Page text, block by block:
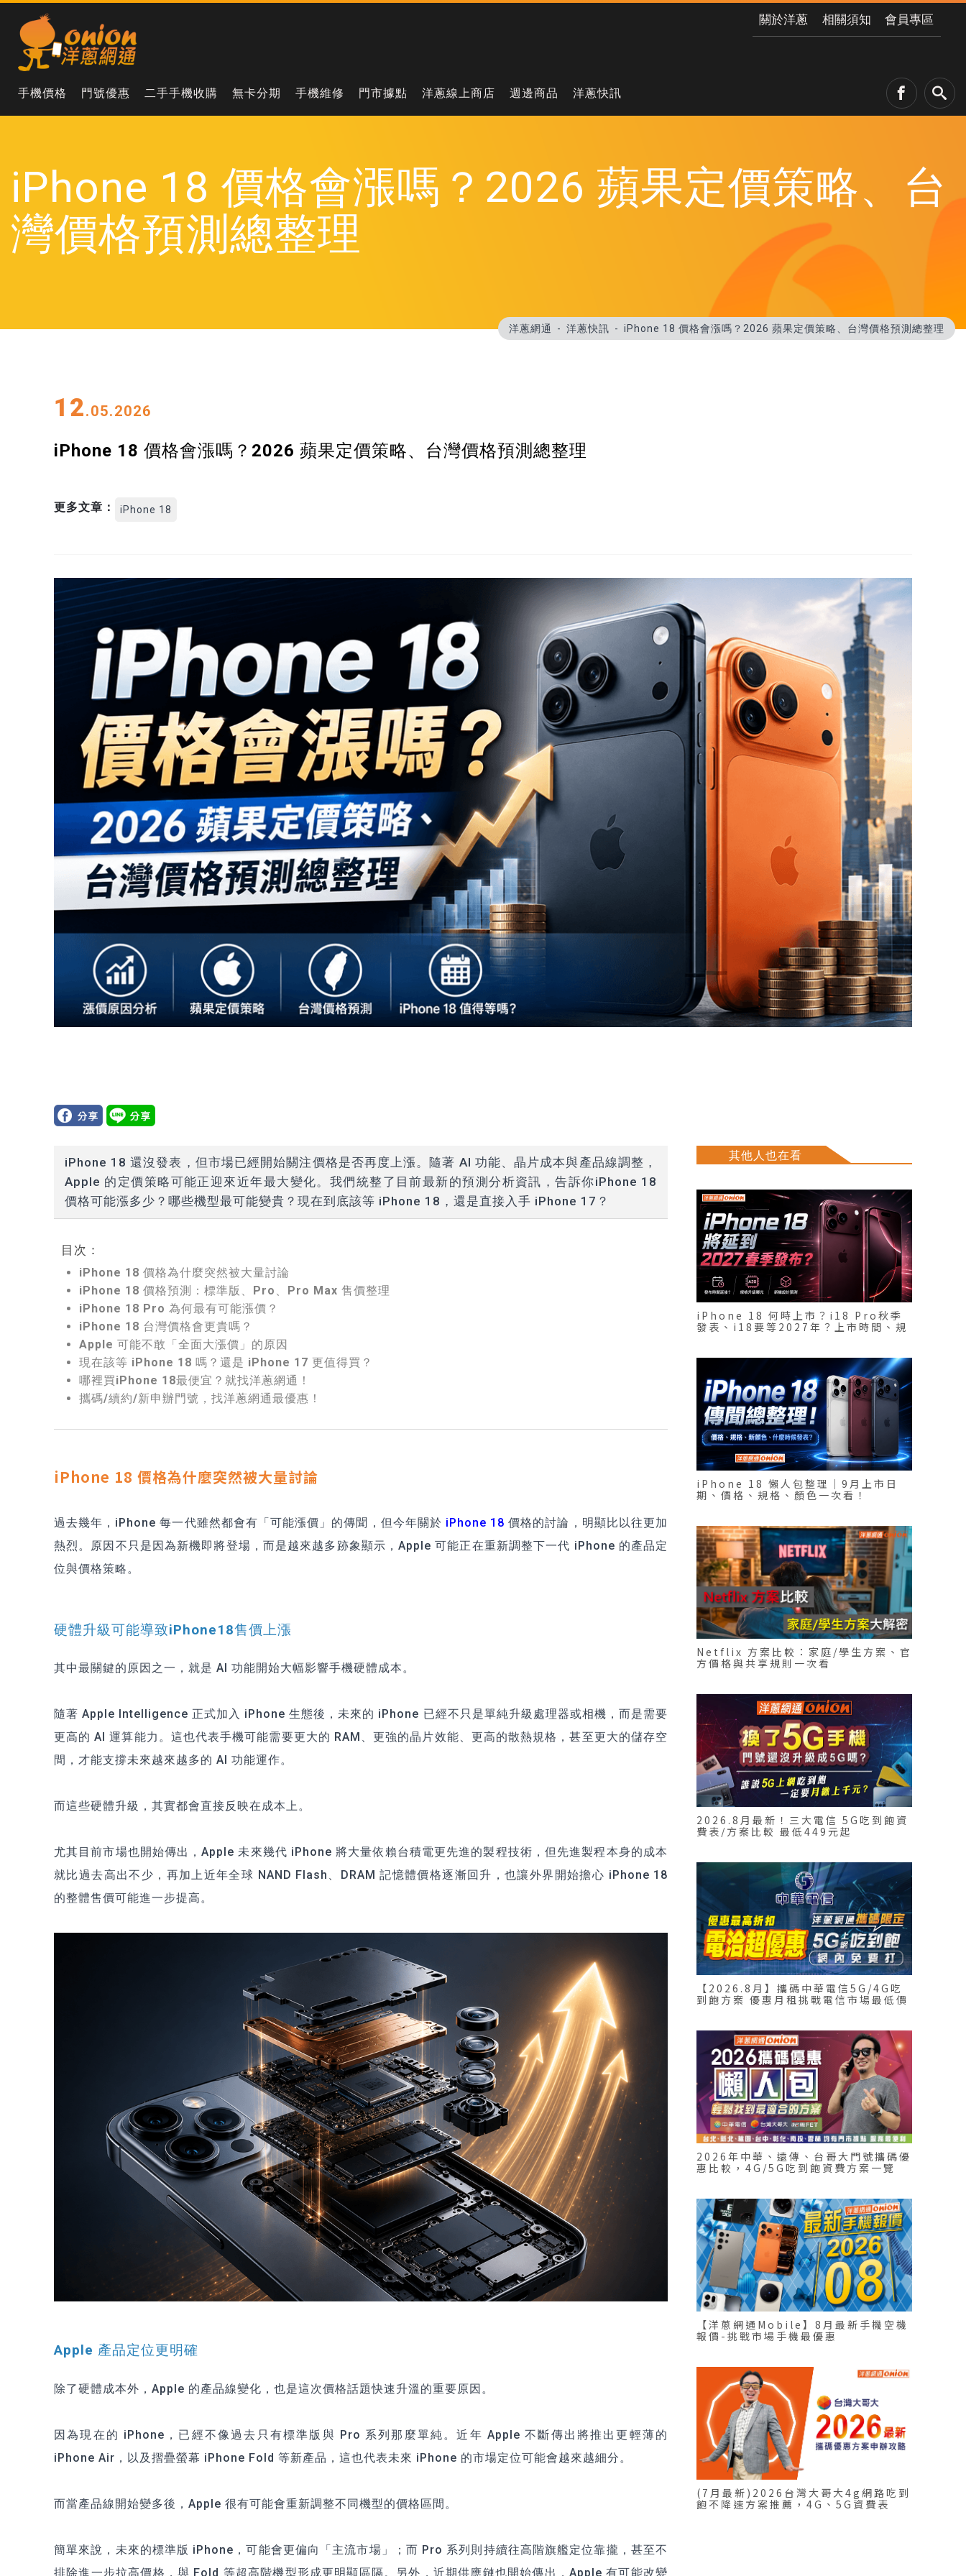
關於洋蔥 相關須知 會員專區
手機價格 門號優惠 二手手機收購 無卡分期 手機維修 門市據點 洋蔥線上商店 週邊商品 洋蔥快訊
iPhone 18 價格會漲嗎？2026 蘋果定價策略、台
灣價格預測總整理
洋蔥網通 洋蔥快訊 iPhone 18 價格會漲嗎？2026 蘋果定價策略、台灣價格預測總整理
12.05.2026
iPhone 18 價格會漲嗎？2026 蘋果定價策略、台灣價格預測總整理
更多文章： iPhone 18
iPhone 18 還沒發表，但市場已經開始關注價格是否再度上漲。隨著 AI 功能、晶片成本與產品線調整，
Apple 的定價策略可能正迎來近年最大變化。我們統整了目前最新的預測分析資訊，告訴你iPhone 18
價格可能漲多少？哪些機型最可能變貴？現在到底該等 iPhone 18，還是直接入手 iPhone 17？
目次：
iPhone 18 價格為什麼突然被大量討論
iPhone 18 價格預測：標準版、Pro、Pro Max 售價整理
iPhone 18 Pro 為何最有可能漲價？
iPhone 18 台灣價格會更貴嗎？
Apple 可能不敢「全面大漲價」的原因
現在該等 iPhone 18 嗎？還是 iPhone 17 更值得買？
哪裡買iPhone 18最便宜？就找洋蔥網通！
攜碼/續約/新申辦門號，找洋蔥網通最優惠！
iPhone 18 價格為什麼突然被大量討論
過去幾年，iPhone 每一代雖然都會有「可能漲價」的傳聞，但今年關於 iPhone 18 價格的討論，明顯比以往更加
熱烈。原因不只是因為新機即將登場，而是越來越多跡象顯示，Apple 可能正在重新調整下一代 iPhone 的產品定
位與價格策略。
硬體升級可能導致iPhone18售價上漲
其中最關鍵的原因之一，就是 AI 功能開始大幅影響手機硬體成本。
隨著 Apple Intelligence 正式加入 iPhone 生態後，未來的 iPhone 已經不只是單純升級處理器或相機，而是需要
更高的 AI 運算能力。這也代表手機可能需要更大的 RAM、更強的晶片效能、更高的散熱規格，甚至更大的儲存空
間，才能支撐未來越來越多的 AI 功能運作。
而這些硬體升級，其實都會直接反映在成本上。
尤其目前市場也開始傳出，Apple 未來幾代 iPhone 將大量依賴台積電更先進的製程技術，但先進製程本身的成本
就比過去高出不少，再加上近年全球 NAND Flash、DRAM 記憶體價格逐漸回升，也讓外界開始擔心 iPhone 18
的整體售價可能進一步提高。
Apple 產品定位更明確
除了硬體成本外，Apple 的產品線變化，也是這次價格話題快速升溫的重要原因。
因為現在的 iPhone，已經不像過去只有標準版與 Pro 系列那麼單純。近年 Apple 不斷傳出將推出更輕薄的
iPhone Air，以及摺疊螢幕 iPhone Fold 等新產品，這也代表未來 iPhone 的市場定位可能會越來越細分。
而當產品線開始變多後，Apple 很有可能會重新調整不同機型的價格區間。
簡單來說，未來的標準版 iPhone，可能會更偏向「主流市場」；而 Pro 系列則持續往高階旗艦定位靠攏，甚至不
排除進一步拉高價格，與 Fold 等超高階機型形成更明顯區隔。另外，近期供應鏈也開始傳出，Apple 有可能改變
其他人也在看
iPhone 18 何時上市？i18 Pro秋季
發表、i18要等2027年？上市時間、規
iPhone 18 懶人包整理｜9月上市日
期、價格、規格、顏色一次看！
Netflix 方案比較：家庭/學生方案、官
方價格與共享規則一次看
2026.8月最新！三大電信 5G吃到飽資
費表/方案比較 最低449元起
【2026.8月】攜碼中華電信5G/4G吃
到飽方案 優惠月租挑戰電信市場最低價
2026年中華、遠傳、台哥大門號攜碼優
惠比較，4G/5G吃到飽資費方案一覽
【洋蔥網通Mobile】8月最新手機空機
報價-挑戰市場手機最優惠
(7月最新)2026台灣大哥大4g網路吃到
飽不降速方案推薦，4G、5G資費表